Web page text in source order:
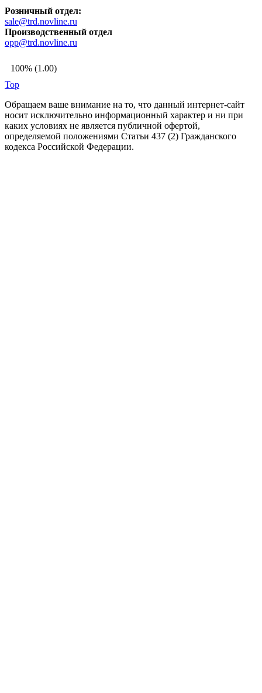
Розничный отдел:
sale@trd.novline.ru
Производственный отдел
opp@trd.novline.ru
100% (1.00)
Top
Обращаем ваше внимание на то, что данный интернет-сайт
носит исключительно информационный характер и ни при
каких условиях не является публичной офертой,
определяемой положениями Статьи 437 (2) Гражданского
кодекса Российской Федерации.